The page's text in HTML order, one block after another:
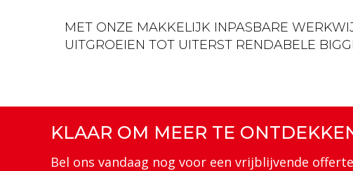
MET ONZE MAKKELIJK INPASBARE
UITGROEIEN TOT UITERST RENDABELE
KLAAR OM MEER TE
Bel ons vandaag nog voor een vrijblijvende